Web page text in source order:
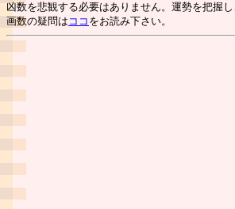
凶数を悲観する必要はありません。運勢を把握
画数の疑問は ココ をお読み下さい。